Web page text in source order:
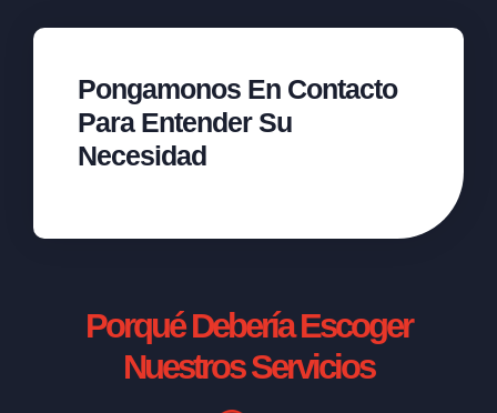
Pongamonos En Contacto
Para Entender Su
Necesidad
Porqué Debería Escoger
Nuestros Servicios